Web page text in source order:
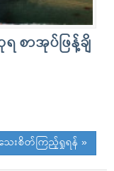
စာအုပ်ဖြန့်ချိ
ေးစိတ်ကြည့်ရှုရန် »